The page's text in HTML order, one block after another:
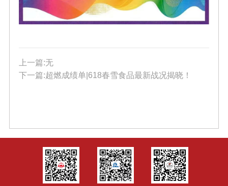
上一篇:无
下一篇:超燃成绩单|618春雪食品最新战况揭晓！